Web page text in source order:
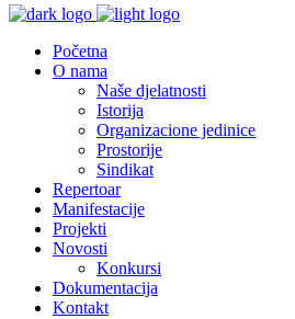
Početna
O nama
Naše djelatnosti
Istorija
Organizacione jedinice
Prostorije
Sindikat
Repertoar
Manifestacije
Projekti
Novosti
Konkursi
Dokumentacija
Kontakt